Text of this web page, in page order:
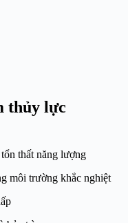
thủy lực
thất năng lượng
môi trường khắc nghiệt